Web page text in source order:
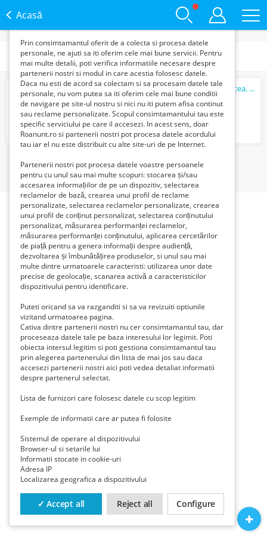
Acasă
Categorii
Usi de garaj craiova calafat, bailesti, segarcea, bechet, dabuleni,
5000 Lei
1
functie de interesele si nevoile tale. De asemenea, aceste
date sunt folosite pentru analizarea traffic-ului pe site-ul
Prin consimtamantul oferit de a colecta si procesa datele
personale, ne ajuti sa iti oferim cele mai bune servicii. Pentru
mai multe detalii, poti verifica informatiile necesare despre
partenerii nostri si modul in care acestia folosesc datele.
Daca nu esti de acord sa colectam si sa procesam datele tale
personale, nu vom putea sa iti oferim cele mai bune conditii
de navigare pe site-ul nostru si nici nu iti putem afisa continut
sau reclame personalizate. Scopul consimtamantului tau este
specific serviciului pe care il accesezi. In acest sens, doar
Roanunt.ro si partenerii nostri pot procesa datele acordului
tau iar el nu este distribuit cu alte site-uri de pe Internet.
Partenerii nostri pot procesa datele voastre persoanele
pentru cu unul sau mai multe scopuri: stocarea și/sau
accesarea informațiilor de pe un dispozitiv, selectarea
reclamelor de bază, crearea unui profil de reclame
personalizate, selectarea reclamelor personalizate, crearea
unui profil de conținut personalizat, selectarea conținutului
personalizat, măsurarea performanței reclamelor,
măsurarea performanței conținutului, aplicarea cercetărilor
de piață pentru a genera informații despre audiență,
dezvoltarea și îmbunătățirea produselor, si unul sau mai
multe dintre urmatoarele caracteristi: utilizarea unor date
precise de geolocație, scanarea activă a caracteristicilor
dispozitivului pentru identificare.
Puteti oricand sa va razganditi si sa va revizuiti optiunile
vizitand urmatoarea pagina.
Cativa dintre partenerii nostri nu cer consimtamantul tau, dar
proceseaza datele tale pe baza interesului lor legimit. Poti
obiecta intersul legitim si poti gestiona consimtamantul tau
prin alegerea partenerului din lista de mai jos sau daca
accesezi partenerii nostri aici poti vedea detaliat informatii
despre partenerul selectat.
Lista de furnizori care folosesc datele cu scop legitim
Exemple de informatii care ar putea fi folosite
Sistemul de operare al dispozitivului
Browser-ul si setarile lui
Informatii stocate in cookie-uri
Adresa IP
Localizarea geografica a dispozitivului
✓ Accept all Reject all Configure